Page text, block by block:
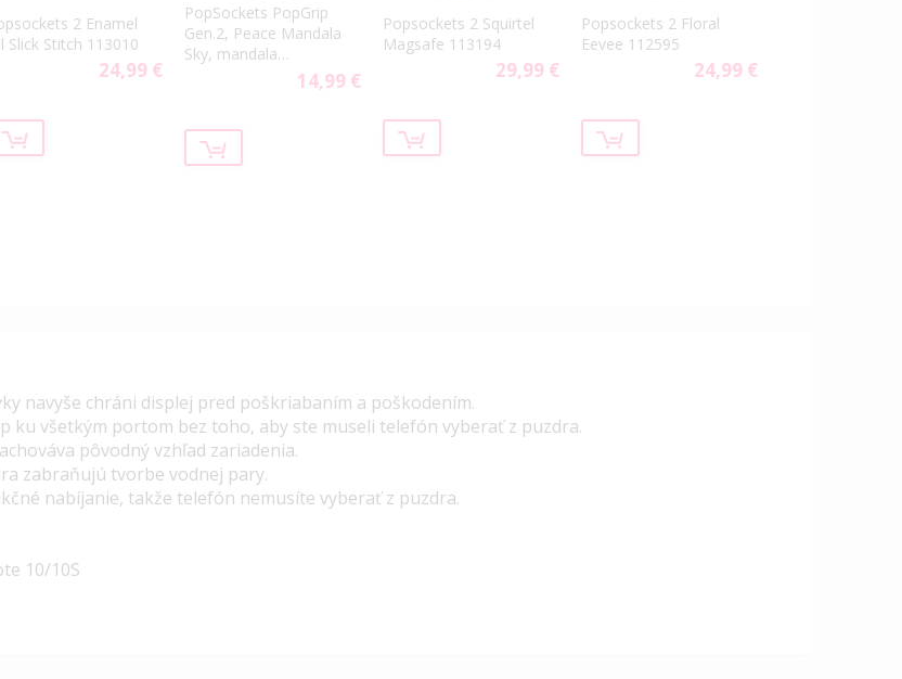
2 Enamel
Slick Stitch 113010
24,99 €
PopSockets PopGrip
Gen.2, Peace Mandala
Sky, mandala
14,99 €
Popsockets 2 Squirtel
Magsafe 113194
29,99 €
Popsockets 2 Floral
Eevee 112595
24,99 €
navyše chráni displej pred poškriabaním a poškodením.
ku všetkým portom bez toho, aby ste museli telefón vyberať z puzdra.
pôvodný vzhľad zariadenia.
zabraňujú tvorbe vodnej pary.
nabíjanie, takže telefón nemusíte vyberať z puzdra.
10/10S